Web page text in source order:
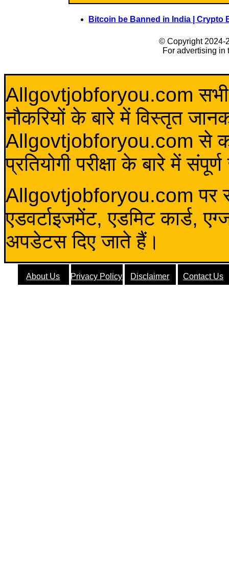
Bitcoin be Banned in India | Crypto
© Copyright 2024-
For advertising
Allgovtjobforyou.com सभी
नौकरियों के बारे में विस्तृत
Allgovtjobforyou.com से कोई
प्रतियोगी परीक्षा के बारे में
Allgovtjobforyou.com पर
एडवर्टाइजमेंट, एडमिट कार्ड,
अपडेटस दिए जाते हैं।
About Us Privacy Policy Disclaimer Contact Us